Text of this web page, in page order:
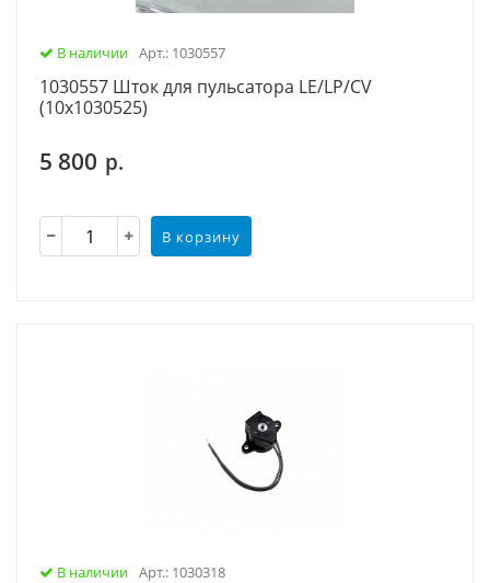
В наличии Арт.: 1030557
1030557 Шток для пульсатора LE/LP/CV
(10х1030525)
5 800 р.
В корзину
В наличии Арт.: 1030318